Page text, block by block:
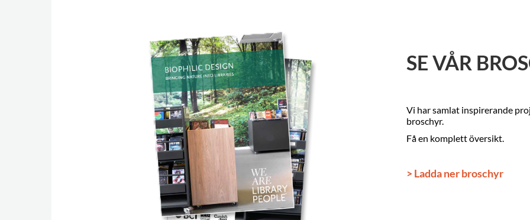
SE VÅR
Vi har samlat inspirerande
broschyr.
Få en komplett översikt.
> Ladda ner broschyr